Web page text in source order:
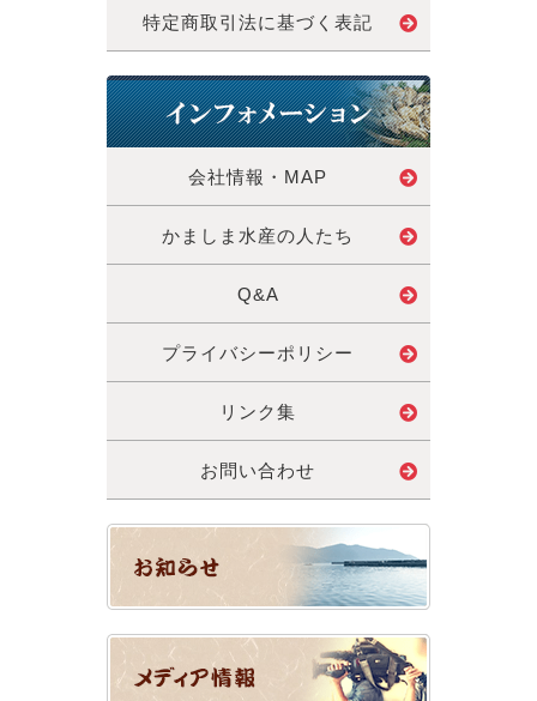
特定商取引法に基づく表記
会社情報・MAP
かましま水産の人たち
Q&A
プライバシーポリシー
リンク集
お問い合わせ